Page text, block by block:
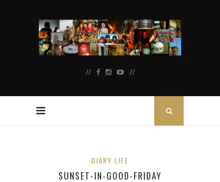
DIARY LIFE
SUNSET-IN-GOOD-FRIDAY